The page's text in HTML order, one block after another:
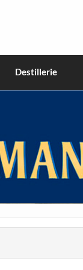
Destillerie